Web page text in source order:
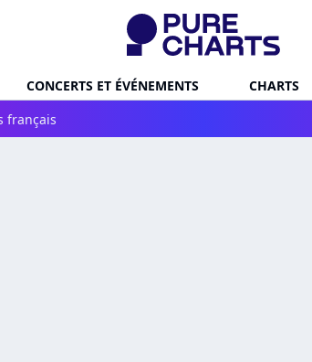
CONCERTS ET ÉVÉNEMENTS CHARTS
français